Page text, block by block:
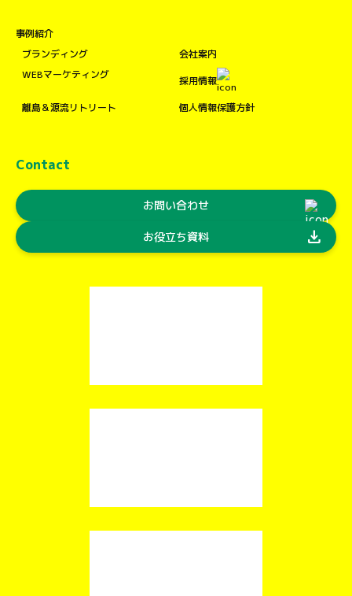
事例紹介
ブランディング
WEBマーケティング
離島＆源流リトリート
会社案内
採用情報
個人情報保護方針
Contact
お問い合わせ
お役立ち資料 download